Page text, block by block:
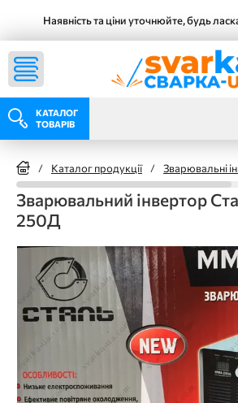
Наявність та ціни уточнюйте, будь
КАТАЛОГ
ТОВАРІВ
/ Каталог продукції / Зварювальні
Зварювальний інвертор
250Д